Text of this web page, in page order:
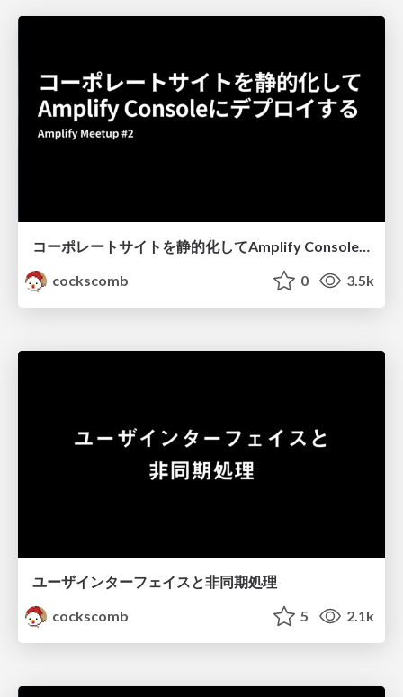
コーポレートサイトを静的化してAmplify Consoleにデプロイする
cockscomb
0 3.5k
ユーザインターフェイスと非同期処理
cockscomb
5 2.1k